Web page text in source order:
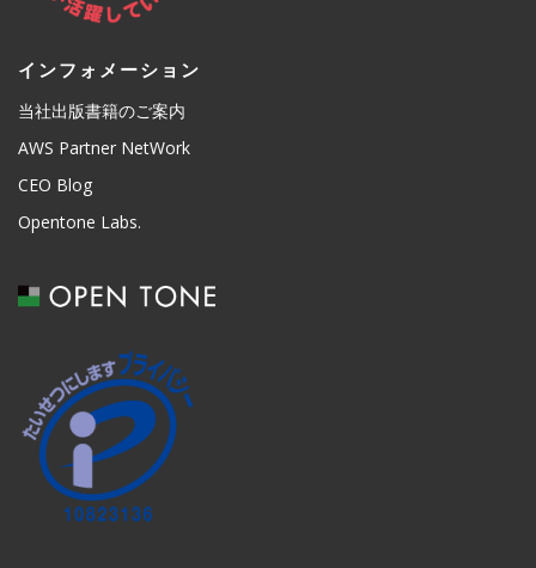
インフォメーション
当社出版書籍のご案内
AWS Partner NetWork
CEO Blog
Opentone Labs.